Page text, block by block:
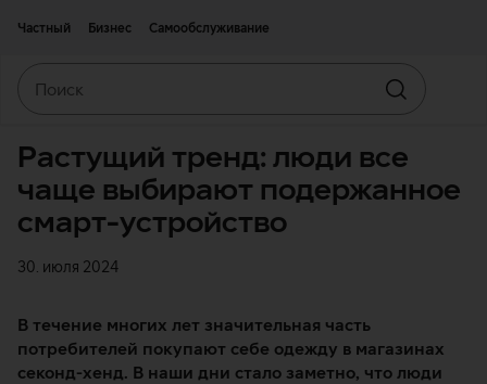
Частный
Бизнес Самообслуживание
Искать
Растущий тренд: люди все
чаще выбирают подержанное
смарт-устройство
30. июля 2024
В течение многих лет значительная часть
потребителей покупают себе одежду в магазинах
секонд-хенд. В наши дни стало заметно, что люди